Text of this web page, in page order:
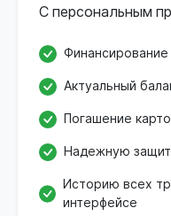
С персональным
Актуальный
Погашение
Надежную
Историю всех
интерфейсе